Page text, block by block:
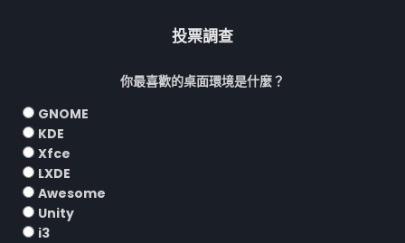
投票調查
你最喜歡的桌面環境是什麼？
GNOME
KDE
Xfce
LXDE
Awesome
Unity
i3